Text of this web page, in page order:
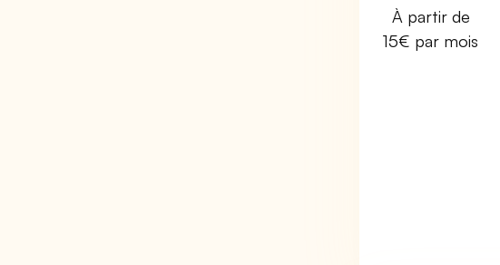
À partir de
15€ par mois